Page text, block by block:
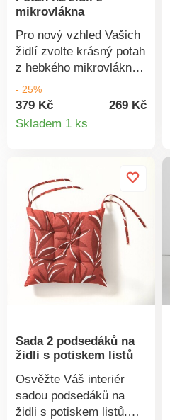
mikrovlákna
Pro nový vzhled Vašich
židlí zvolte krásný potah
z hebkého mikrovlákna.
Pro celopotažení včetně
zádově opěrky, sedáku
a horní části nohou
textilní výrobky, které
byly podrobeny
laboratorním testům na
široké spektrum
škodlivých látek a
výrobek je bezpečný
nad rámec platných
norem. Pro ochranu
°C a sušit na vzduchu.
- 25%
379 Kč
269 Kč
Skladem 1 ks
Sada 2 podsedáků na
židli s potiskem listů
Osvěžte Váš interiér
sadou podsedáků na
židli s potiskem listů.